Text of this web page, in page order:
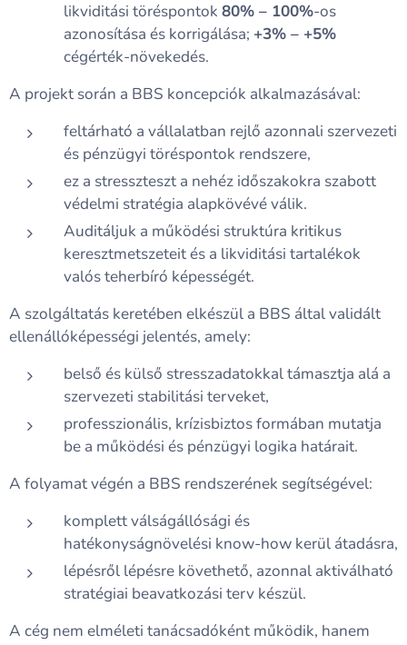
likviditási töréspontok 80% – 100%-os
azonosítása és korrigálása; +3% – +5%
cégérték-növekedés.
A projekt során a BBS koncepciók alkalmazásával:
feltárható a vállalatban rejlő azonnali szervezeti
és pénzügyi töréspontok rendszere,
ez a stresszteszt a nehéz időszakokra szabott
védelmi stratégia alapkövévé válik.
Auditáljuk a működési struktúra kritikus
keresztmetszeteit és a likviditási tartalékok
valós teherbíró képességét.
A szolgáltatás keretében elkészül a BBS által validált
ellenállóképességi jelentés, amely:
belső és külső stresszadatokkal támasztja alá a
szervezeti stabilitási terveket,
professzionális, krízisbiztos formában mutatja
be a működési és pénzügyi logika határait.
A folyamat végén a BBS rendszerének segítségével:
komplett válságállósági és
hatékonyságnövelési know-how kerül átadásra,
lépésről lépésre követhető, azonnal aktiválható
stratégiai beavatkozási terv készül.
A cég nem elméleti tanácsadóként működik, hanem